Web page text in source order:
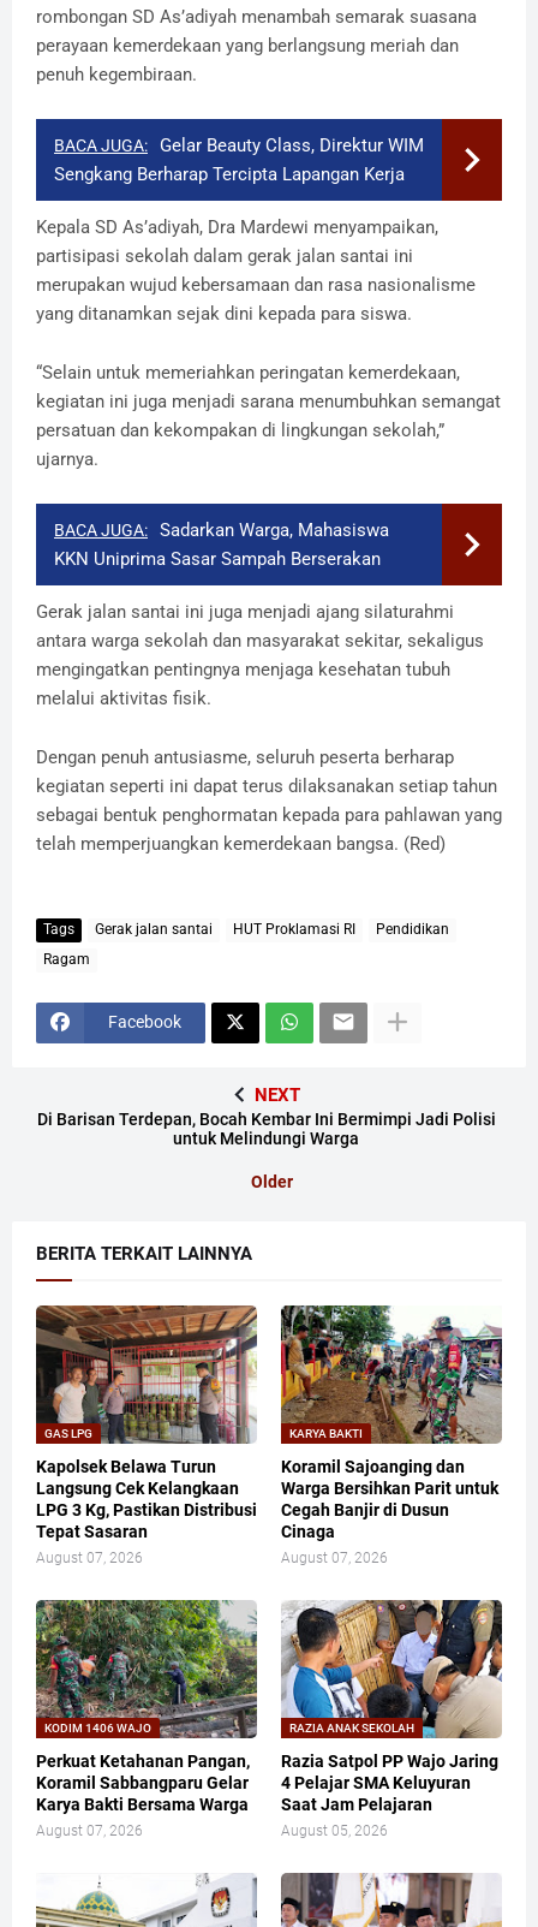
rombongan SD As’adiyah menambah semarak suasana
perayaan kemerdekaan yang berlangsung meriah dan
penuh kegembiraan.
BACA JUGA:
Gelar Beauty Class, Direktur WIM
Sengkang Berharap Tercipta Lapangan Kerja
Kepala SD As’adiyah, Dra Mardewi menyampaikan,
partisipasi sekolah dalam gerak jalan santai ini
merupakan wujud kebersamaan dan rasa nasionalisme
yang ditanamkan sejak dini kepada para siswa.
“Selain untuk memeriahkan peringatan kemerdekaan,
kegiatan ini juga menjadi sarana menumbuhkan semangat
persatuan dan kekompakan di lingkungan sekolah,”
ujarnya.
BACA JUGA:
Sadarkan Warga, Mahasiswa
KKN Uniprima Sasar Sampah Berserakan
Gerak jalan santai ini juga menjadi ajang silaturahmi
antara warga sekolah dan masyarakat sekitar, sekaligus
mengingatkan pentingnya menjaga kesehatan tubuh
melalui aktivitas fisik.
Dengan penuh antusiasme, seluruh peserta berharap
kegiatan seperti ini dapat terus dilaksanakan setiap tahun
sebagai bentuk penghormatan kepada para pahlawan yang
telah memperjuangkan kemerdekaan bangsa. (Red)
Tags Gerak jalan santai HUT Proklamasi RI
Pendidikan
Ragam
Facebook
NEXT
Di Barisan Terdepan, Bocah Kembar Ini Bermimpi Jadi Polisi
untuk Melindungi Warga
Older
BERITA TERKAIT LAINNYA
GAS LPG
Kapolsek Belawa Turun
Langsung Cek Kelangkaan
LPG 3 Kg, Pastikan Distribusi
Tepat Sasaran
August 07, 2026
KARYA BAKTI
Koramil Sajoanging dan
Warga Bersihkan Parit untuk
Cegah Banjir di Dusun
Cinaga
August 07, 2026
KODIM 1406 WAJO
Perkuat Ketahanan Pangan,
Koramil Sabbangparu Gelar
Karya Bakti Bersama Warga
August 07, 2026
RAZIA ANAK SEKOLAH
Razia Satpol PP Wajo Jaring
4 Pelajar SMA Keluyuran
Saat Jam Pelajaran
August 05, 2026